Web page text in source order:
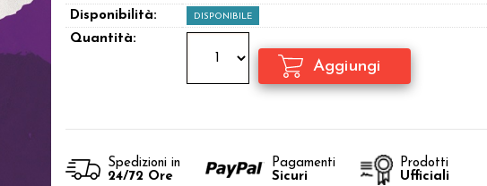
Disponibilità:
DISPONIBILE
Quantità:
Spedizioni in
24/72 Ore
Pagamenti
Sicuri
Prodotti
Ufficiali